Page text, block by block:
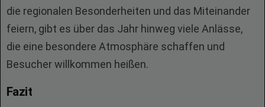
die regionalen Besonderheiten und das Miteinander
feiern, gibt es über das Jahr hinweg viele Anlässe,
die eine besondere Atmosphäre schaffen und
Besucher willkommen heißen.
Fazit